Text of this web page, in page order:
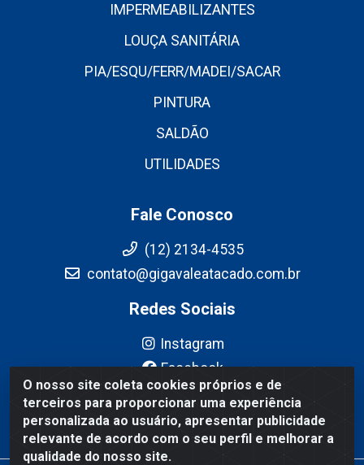
O nosso site coleta cookies próprios e de
terceiros para proporcionar uma experiência
personalizada ao usuário, apresentar publicidade
relevante de acordo com o seu perfil e melhorar a
qualidade do nosso site.
IMPERMEABILIZANTES
LOUÇA SANITÁRIA
PIA/ESQU/FERR/MADEI/SACAR
PINTURA
SALDÃO
UTILIDADES
Fale Conosco
(12) 2134-4535
contato@gigavaleatacado.com.br
Redes Sociais
Instagram
Facebook
YouTube
Linkedin